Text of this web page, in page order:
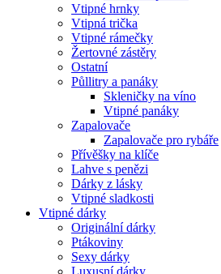
Vtipné hrnky
Vtipná trička
Vtipné rámečky
Žertovné zástěry
Ostatní
Půllitry a panáky
Skleničky na víno
Vtipné panáky
Zapalovače
Zapalovače pro rybáře
Přívěšky na klíče
Lahve s penězi
Dárky z lásky
Vtipné sladkosti
Vtipné dárky
Originální dárky
Ptákoviny
Sexy dárky
Luxusní dárky